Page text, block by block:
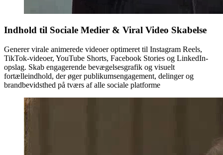
Indhold til Sociale Medier & Viral Video Skabelse
Generer virale animerede videoer optimeret til Instagram Reels,
TikTok-videoer, YouTube Shorts, Facebook Stories og LinkedIn-
opslag. Skab engagerende bevægelsesgrafik og visuelt
fortælleindhold, der øger publikumsengagement, delinger og
brandbevidsthed på tværs af alle sociale platforme